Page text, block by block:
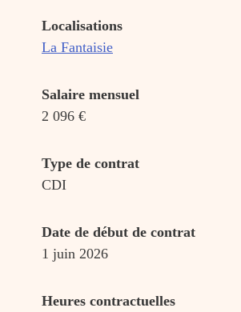
Localisations
La Fantaisie
Salaire mensuel
2 096 €
Type de contrat
CDI
Date de début de contrat
1 juin 2026
Heures contractuelles